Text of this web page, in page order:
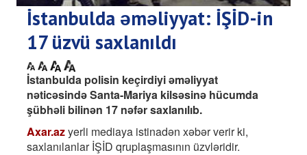
İstanbulda əməliyyat: İŞİD-in
17 üzvü saxlanıldı
İstanbulda polisin keçirdiyi əməliyyat
nəticəsində Santa-Mariya kilsəsinə hücumda
şübhəli bilinən 17 nəfər saxlanılıb.
Axar.azyerli mediaya istinadən xəbər verir ki,
saxlanılanlar İŞİD qruplaşmasının üzvləridir.